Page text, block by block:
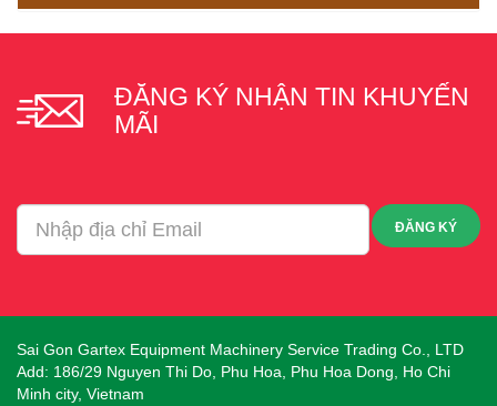
ĐĂNG KÝ NHẬN TIN KHUYẾN
MÃI
ĐĂNG KÝ
Sai Gon Gartex Equipment Machinery Service Trading Co., LTD
Add: 186/29 Nguyen Thi Do, Phu Hoa, Phu Hoa Dong, Ho Chi
Minh city, Vietnam